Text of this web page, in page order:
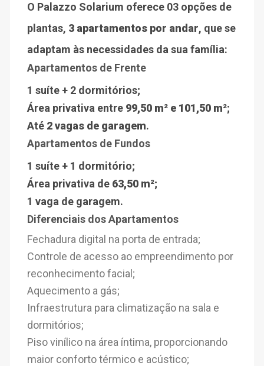
O Palazzo Solarium oferece 03 opções de
plantas, 3 apartamentos por andar, que se
adaptam às necessidades da sua família:
Apartamentos de Frente
1 suíte + 2 dormitórios;
Área privativa entre 99,50 m² e 101,50 m²;
Até 2 vagas de garagem.
Apartamentos de Fundos
1 suíte + 1 dormitório;
Área privativa de 63,50 m²;
1 vaga de garagem.
Diferenciais dos Apartamentos
Fechadura digital na porta de entrada;
Controle de acesso ao empreendimento por
reconhecimento facial;
Aquecimento a gás;
Infraestrutura para climatização na sala e
dormitórios;
Piso vinílico na área íntima, proporcionando
maior conforto térmico e acústico;